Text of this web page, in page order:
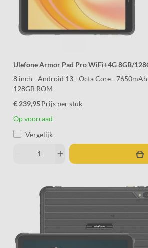
Ulefone Armor Pad Pro WiFi+4G 8GB/
8 inch - Android 13 - Octa Core - 7650mAh
128GB ROM
€ 239,95Prijs per stuk
Op voorraad
Vergelijk
add